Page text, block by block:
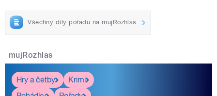
Všechny díly pořadu na mujRozhlas
mujRozhlas
Hry a četby
Krimi